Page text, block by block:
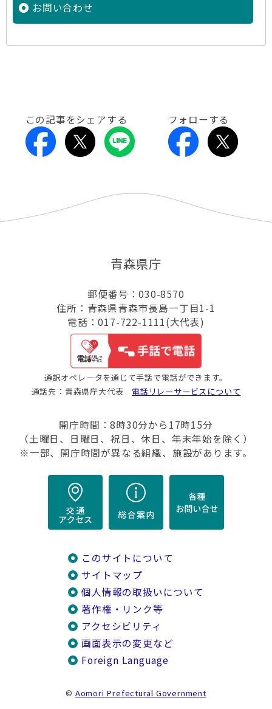
お問い合わせ
この記事をシェアする フォローする
青森県庁
郵便番号：030-8570
住所：青森県青森市長島一丁目1-1
電話：017-722-1111(大代表)
通訳オペレータを通じて手話で電話ができます。
通話先：青森県庁大代表 電話リレーサービスについて
開庁時間：8時30分から17時15分
（土曜日、日曜日、祝日、休日、年末年始を除く）
※一部、開庁時間が異なる組織、施設があります。
このサイトについて
サイトマップ
個人情報の取扱いについて
著作権・リンク等
アクセシビリティ
画面表示の変更など
Foreign Language
© Aomori Prefectural Government